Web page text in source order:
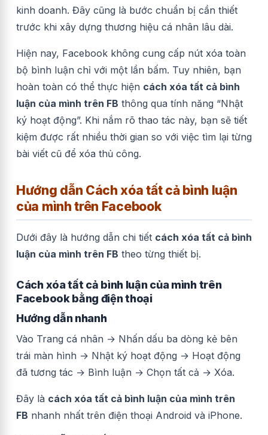
kinh doanh. Đây cũng là bước chuẩn bị cần thiết
trước khi xây dựng thương hiệu cá nhân lâu dài.
Hiện nay, Facebook không cung cấp nút xóa toàn
bộ bình luận chỉ với một lần bấm. Tuy nhiên, bạn
hoàn toàn có thể thực hiện cách xóa tất cả bình
luận của mình trên FB thông qua tính năng “Nhật
ký hoạt động”. Khi nắm rõ thao tác này, bạn sẽ tiết
kiệm được rất nhiều thời gian so với việc tìm lại từng
bài viết cũ để xóa thủ công.
Hướng dẫn Cách xóa tất cả bình luận
của mình trên Facebook
Dưới đây là hướng dẫn chi tiết cách xóa tất cả bình
luận của mình trên FB theo từng thiết bị.
Cách xóa tất cả bình luận của mình trên
Facebook bằng điện thoại
Hướng dẫn nhanh
Vào Trang cá nhân → Nhấn dấu ba dòng kẻ bên
trái màn hình → Nhật ký hoạt động → Hoạt động
đã tương tác → Bình luận → Chọn tất cả → Xóa.
Đây là cách xóa tất cả bình luận của mình trên
FB nhanh nhất trên điện thoại Android và iPhone.